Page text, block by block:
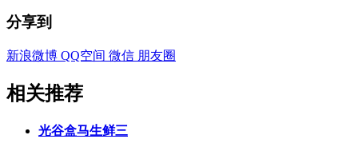
分享到
新浪微博 QQ空间 微信 朋友圈
相关推荐
光谷盒马生鲜三